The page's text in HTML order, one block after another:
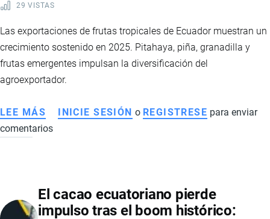
LA
29 VISTAS
Las exportaciones de frutas tropicales de Ecuador muestran un
crecimiento sostenido en 2025. Pitahaya, piña, granadilla y
frutas emergentes impulsan la diversificación del
agroexportador.
LEE MÁS SOBRE
EXPORTACIÓN
DE
ECUADOR
INICIE SESIÓN o REGISTRESE para enviar
comentarios
El cacao ecuatoriano pierde
impulso tras el boom histórico: